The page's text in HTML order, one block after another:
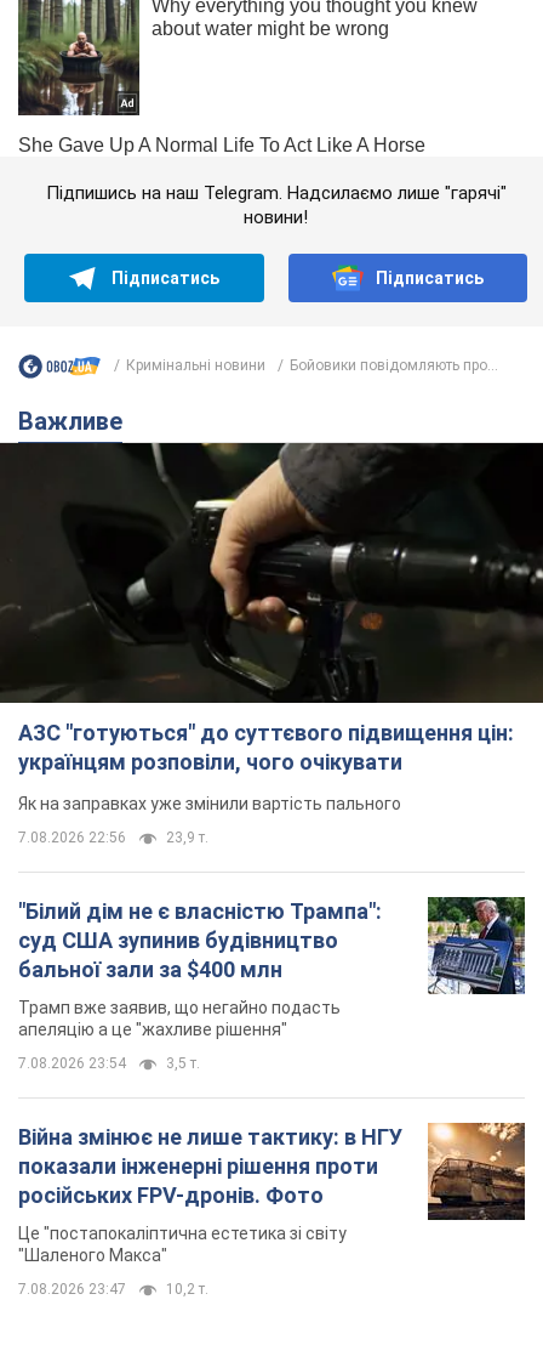
Підпишись на наш Telegram. Надсилаємо лише "гарячі"
новини!
Підписатись Підписатись
Кримінальні новини Бойовики повідомляють про...
Важливе
АЗС "готуються" до суттєвого підвищення цін:
українцям розповіли, чого очікувати
Як на заправках уже змінили вартість пального
7.08.2026 22:56 23,9 т.
"Білий дім не є власністю Трампа":
суд США зупинив будівництво
бальної зали за $400 млн
Трамп вже заявив, що негайно подасть
апеляцію а це "жахливе рішення"
7.08.2026 23:54 3,5 т.
Війна змінює не лише тактику: в НГУ
показали інженерні рішення проти
російських FPV-дронів. Фото
Це "постапокаліптична естетика зі світу
"Шаленого Макса"
7.08.2026 23:47 10,2 т.